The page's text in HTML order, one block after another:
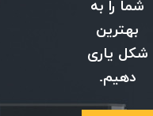
شما را به
بهترین
شکل یاری
دهیم.